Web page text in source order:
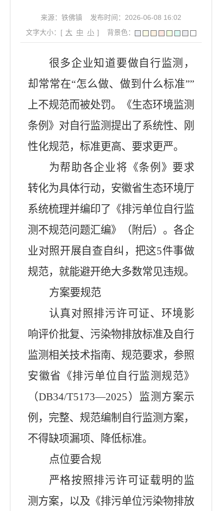
来源：铁佛镇
发布时间：2026-06-08 16:02
文字大小：[ 大 中 小 ] 背景色：
很多企业知道要做自行监测，
却常常在“怎么做、做到什么标准””
上不规范而被处罚。《生态环境监测
条例》对自行监测提出了系统性、刚
性化规范，标准更高、要求更严。
为帮助各企业将《条例》要求
转化为具体行动，安徽省生态环境厅
系统梳理并编印了《排污单位自行监
测不规范问题汇编》（附后）。各企
业对照开展自查自纠，把这5件事做
规范，就能避开绝大多数常见违规。
方案要规范
认真对照排污许可证、环境影
响评价批复、污染物排放标准及自行
监测相关技术指南、规范要求，参照
安徽省《排污单位自行监测规范》
（DB34/T5173—2025）监测方案示
例，完整、规范编制自行监测方案，
不得缺项漏项、降低标准。
点位要合规
严格按照排污许可证载明的监
测方案，以及《排污单位污染物排放